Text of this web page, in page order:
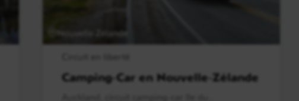
Nouvelle-Zélande
Camping-Car en Nouvelle-Zélande